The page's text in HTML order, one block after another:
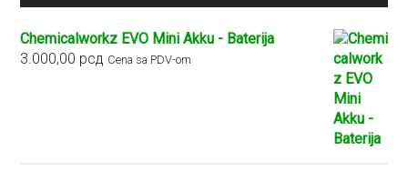
Chemicalworkz EVO Mini Akku - Baterija
3.000,00 рсд Cena sa PDV-om